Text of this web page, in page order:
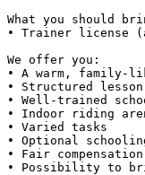
What you should
• Trainer license
We offer you:
• A warm, family-
• Structured
• Well-trained
• Indoor riding
• Varied tasks
• Optional
• Fair compensation
• Possibility to